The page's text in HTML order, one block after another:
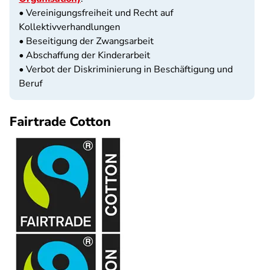
• Vereinigungsfreiheit und Recht auf
Kollektivverhandlungen
• Beseitigung der Zwangsarbeit
• Abschaffung der Kinderarbeit
• Verbot der Diskriminierung in Beschäftigung und
Beruf
Fairtrade Cotton